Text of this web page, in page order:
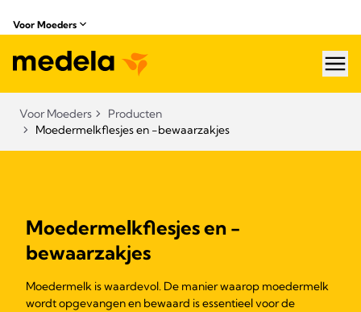
Voor Moeders
Voor Moeders
Producten
Moedermelkflesjes en -bewaarzakjes
Moedermelkflesjes en -
bewaarzakjes
Moedermelk is waardevol. De manier waarop moedermelk
wordt opgevangen en bewaard is essentieel voor de